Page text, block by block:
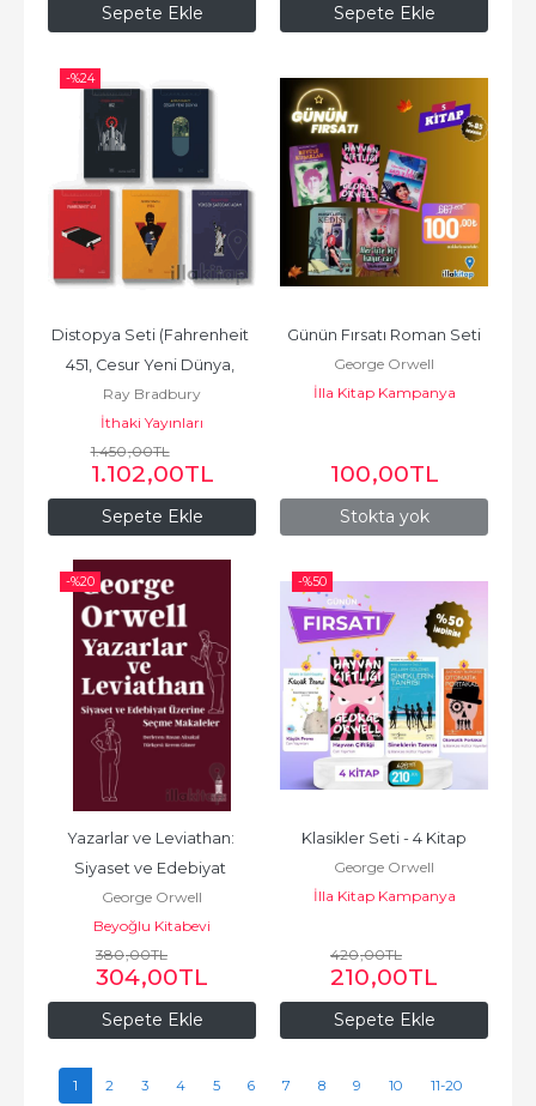
Sepete Ekle Sepete Ekle
-%24
Sepete Ekle
Distopya Seti (Fahrenheit
451, Cesur Yeni Dünya,
Yüksek Şatodaki Adam,...
Ray Bradbury
İthaki Yayınları
1.450,00TL
1.102,00TL
Stokta yok
Günün Fırsatı Roman Seti
George Orwell
İlla Kitap Kampanya
100,00TL
-%20
Sepete Ekle
Yazarlar ve Leviathan:
Siyaset ve Edebiyat
Üzerine Seçme Makaleler
George Orwell
Beyoğlu Kitabevi
380,00TL
304,00TL
-%50
Sepete Ekle
Klasikler Seti - 4 Kitap
George Orwell
İlla Kitap Kampanya
420,00TL
210,00TL
1 2 3 4 5 6 7 8 9 10 11-20